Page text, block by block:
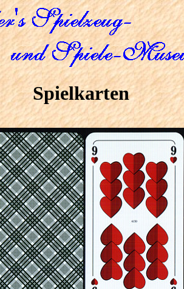
Spielkarten